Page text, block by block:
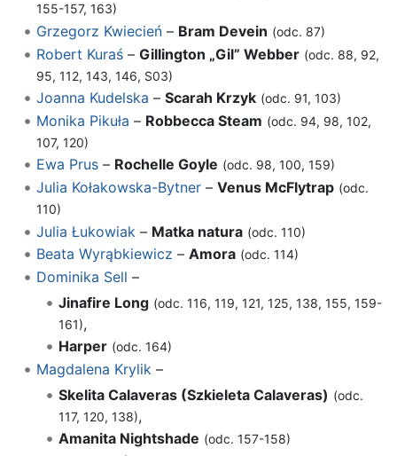
155-157, 163)
Grzegorz Kwiecień– Bram Devein (odc. 87)
Robert Kuraś– Gillington „Gil” Webber (odc. 88, 92,
95, 112, 143, 146, S03)
Joanna Kudelska – Scarah Krzyk (odc. 91, 103)
Monika Pikuła – Robbecca Steam (odc. 94, 98, 102,
107, 120)
Ewa Prus– Rochelle Goyle (odc. 98, 100, 159)
Julia Kołakowska-Bytner– Venus McFlytrap (odc.
110)
Julia Łukowiak – Matka natura (odc. 110)
Beata Wyrąbkiewicz – Amora (odc. 114)
Dominika Sell –
Jinafire Long (odc. 116, 119, 121, 125, 138, 155, 159-
161),
Harper (odc. 164)
Magdalena Krylik –
Skelita Calaveras (Szkieleta Calaveras) (odc.
117, 120, 138),
Amanita Nightshade (odc. 157-158)